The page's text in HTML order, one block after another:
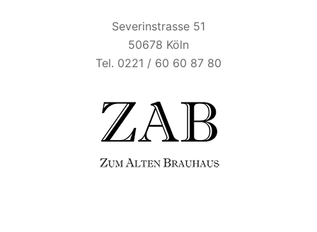
Severinstrasse 51
50678 Köln
Tel. 0221 / 60 60 87 80